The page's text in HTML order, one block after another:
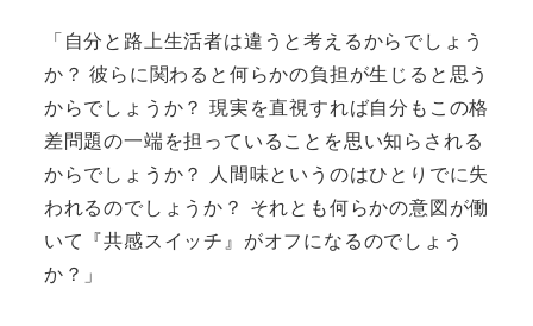
「自分と路上生活者は違うと考えるからでしょう
か？ 彼らに関わると何らかの負担が生じると思う
からでしょうか？ 現実を直視すれば自分もこの格
差問題の一端を担っていることを思い知らされる
からでしょうか？ 人間味というのはひとりでに失
われるのでしょうか？ それとも何らかの意図が働
いて『共感スイッチ』がオフになるのでしょう
か？」